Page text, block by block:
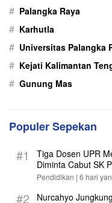
# Palangka Raya
# Karhutla
# Universitas Palangka
# Kejati Kalimantan
# Gunung Mas
Populer Sepekan
#1
Tiga Dosen UPR
Diminta Cabut SK
Pendidikan | 6 hari
#2
Nurcahyo